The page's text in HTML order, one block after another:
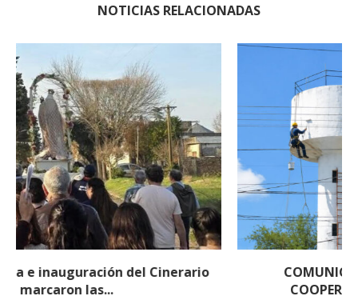
NOTICIAS RELACIONADAS
COMUNICADO IMPORTANTE DE LA
COOPERATIVA ELÉCTRICA DE EL...